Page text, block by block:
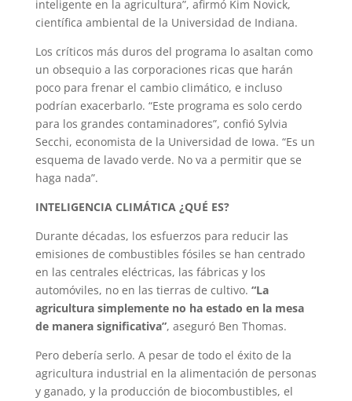
inteligente en la agricultura”, afirmó Kim Novick,
científica ambiental de la Universidad de Indiana.
Los críticos más duros del programa lo asaltan como
un obsequio a las corporaciones ricas que harán
poco para frenar el cambio climático, e incluso
podrían exacerbarlo. “Este programa es solo cerdo
para los grandes contaminadores”, confió Sylvia
Secchi, economista de la Universidad de Iowa. “Es un
esquema de lavado verde. No va a permitir que se
haga nada”.
INTELIGENCIA CLIMÁTICA ¿QUÉ ES?
Durante décadas, los esfuerzos para reducir las
emisiones de combustibles fósiles se han centrado
en las centrales eléctricas, las fábricas y los
automóviles, no en las tierras de cultivo. “La
agricultura simplemente no ha estado en la mesa
de manera significativa”, aseguró Ben Thomas.
Pero debería serlo. A pesar de todo el éxito de la
agricultura industrial en la alimentación de personas
y ganado, y la producción de biocombustibles, el